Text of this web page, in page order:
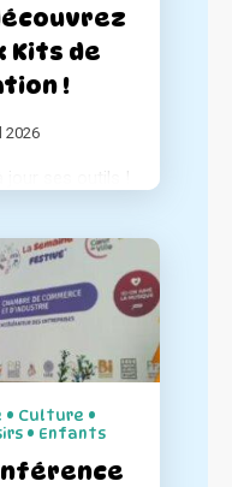
Kits de
!
jour ses outils !
événement,
nos kits
rendre plus
• Culture •
• Enfants